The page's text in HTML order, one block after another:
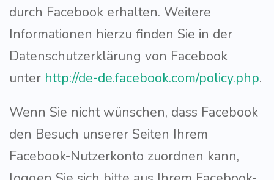
durch Facebook erhalten. Weitere
Informationen hierzu finden Sie in der
Datenschutzerklärung von Facebook
unter http://de-de.facebook.com/policy.php.
Wenn Sie nicht wünschen, dass Facebook
den Besuch unserer Seiten Ihrem
Facebook-Nutzerkonto zuordnen kann,